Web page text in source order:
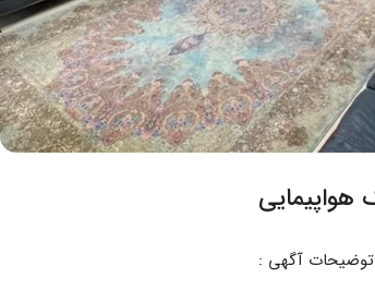
توضیحات آگهی :